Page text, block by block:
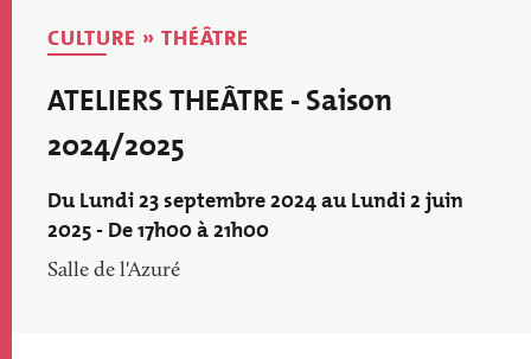
CULTURE » THÉÂTRE
ATELIERS THEÂTRE - Saison
2024/2025
Du Lundi 23 septembre 2024 au Lundi 2 juin
2025 - De 17h00 à 21h00
Salle de l'Azuré